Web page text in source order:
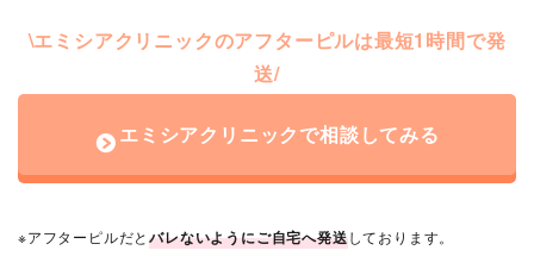
\エミシアクリニックのアフターピルは最短1時間で発
送/
エミシアクリニックで相談してみる
※アフターピルだとバレないようにご自宅へ発送しております。